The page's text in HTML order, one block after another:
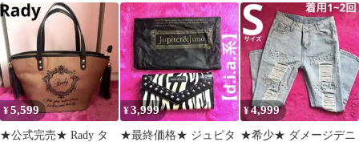
【平成ギャル】dia系
サイドライン【平成ギ
ャル】青
¥5,599
★公式完売★ Rady タ
¥3,999
★最終価格★ ジュピタ
¥4,999
★希少★ ダメージデニ